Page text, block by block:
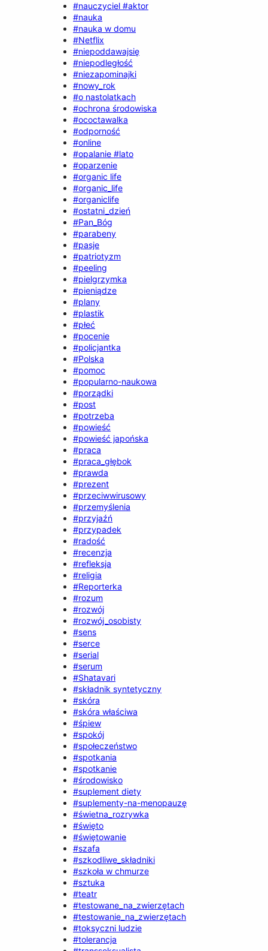
#nauczyciel #aktor
#nauka
#nauka w domu
#Netflix
#niepoddawajsię
#niepodległość
#niezapominajki
#nowy_rok
#o nastolatkach
#ochrona środowiska
#ococtawalka
#odporność
#online
#opalanie #lato
#oparzenie
#organic life
#organic_life
#organiclife
#ostatni_dzień
#Pan_Bóg
#parabeny
#pasje
#patriotyzm
#peeling
#pielgrzymka
#pieniądze
#plany
#plastik
#płeć
#pocenie
#policjantka
#Polska
#pomoc
#popularno-naukowa
#porządki
#post
#potrzeba
#powieść
#powieść japońska
#praca
#praca_głębok
#prawda
#prezent
#przeciwwirusowy
#przemyślenia
#przyjaźń
#przypadek
#radość
#recenzja
#refleksja
#religia
#Reporterka
#rozum
#rozwój
#rozwój_osobisty
#sens
#serce
#serial
#serum
#Shatavari
#składnik syntetyczny
#skóra
#skóra właściwa
#śpiew
#spokój
#społeczeństwo
#spotkania
#spotkanie
#środowisko
#suplement diety
#suplementy-na-menopauzę
#świetna_rozrywka
#święto
#świętowanie
#szafa
#szkodliwe_składniki
#szkoła w chmurze
#sztuka
#teatr
#testowane_na_zwierzętach
#testowanie_na_zwierzętach
#toksyczni ludzie
#tolerancja